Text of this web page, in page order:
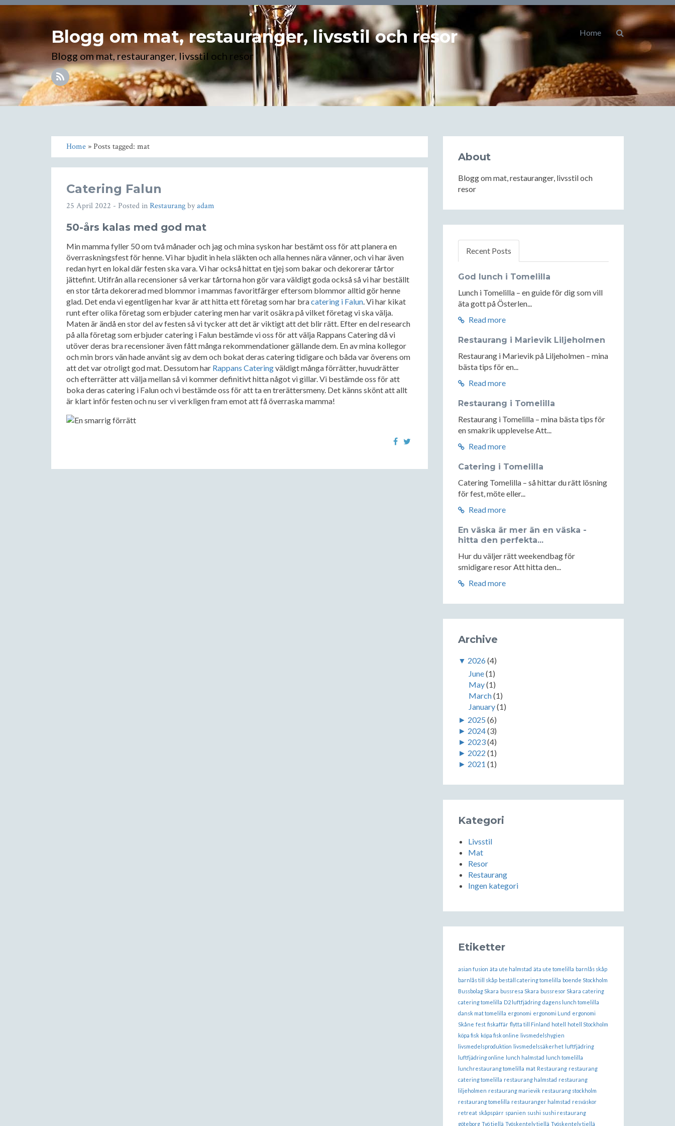
Blogg om mat, restauranger, livsstil och resor
Blogg om mat, restauranger, livsstil och resor
Home
Home» Posts tagged: mat
Catering Falun
25 April 2022 - Posted inRestaurangbyadam
50-års kalas med god mat
Min mamma fyller 50 om två månader och jag och mina syskon har bestämt oss för att planera en
överraskningsfest för henne. Vi har bjudit in hela släkten och alla hennes nära vänner, och vi har även
redan hyrt en lokal där festen ska vara. Vi har också hittat en tjej som bakar och dekorerar tårtor
jättefint. Utifrån alla recensioner så verkar tårtorna hon gör vara väldigt goda också så vi har beställt
en stor tårta dekorerad med blommor i mammas favoritfärger eftersom blommor alltid gör henne
glad. Det enda vi egentligen har kvar är att hitta ett företag som har bracatering i Falun. Vi har kikat
runt efter olika företag som erbjuder catering men har varit osäkra på vilket företag vi ska välja.
Maten är ändå en stor del av festen så vi tycker att det är viktigt att det blir rätt. Efter en del research
på alla företag som erbjuder catering i Falun bestämde vi oss för att välja Rappans Catering då vi
utöver deras bra recensioner även fått många rekommendationer gällande dem. En av mina kollegor
och min brors vän hade använt sig av dem och bokat deras catering tidigare och båda var överens om
att det var otroligt god mat. Dessutom har Rappans Cateringväldigt många förrätter, huvudrätter
och efterrätter att välja mellan så vi kommer definitivt hitta något vi gillar. Vi bestämde oss för att
boka deras catering i Falun och vi bestämde oss för att ta en trerättersmeny. Det känns skönt att allt
är klart inför festen och nu ser vi verkligen fram emot att få överraska mamma!
About
Blogg om mat, restauranger, livsstil och
resor
Recent Posts
God lunch i Tomelilla
Lunch i Tomelilla – en guide för dig som vill
äta gott på Österlen...
Read more
Restaurang i Marievik Liljeholmen
Restaurang i Marievik på Liljeholmen – mina
bästa tips för en...
Read more
Restaurang i Tomelilla
Restaurang i Tomelilla – mina bästa tips för
en smakrik upplevelse Att...
Read more
Catering i Tomelilla
Catering Tomelilla – så hittar du rätt lösning
för fest, möte eller...
Read more
En väska är mer än en väska -
hitta den perfekta...
Hur du väljer rätt weekendbag för
smidigare resor Att hitta den...
Read more
Archive
▼ 2026(4)
June(1)
May(1)
March(1)
January(1)
► 2025 (6)
► 2024(3)
► 2023(4)
► 2022 (1)
► 2021 (1)
Kategori
Livsstil
Mat
Resor
Restaurang
Ingen kategori
Etiketter
asian fusion äta ute halmstad äta ute tomelilla barnlås skåp
barnlås till skåp beställ catering tomelilla boende Stockholm
Bussbolag Skara bussresa Skara bussresor Skara catering
catering tomelilla D2 luftfjädring dagens lunch tomelilla
dansk mat tomelilla ergonomi ergonomi Lund ergonomi
Skåne fest fiskaffär flytta till Finland hotell hotell Stockholm
köpa fisk köpa fisk online livsmedelshygien
livsmedelsproduktion livsmedelssäkerhet luftfjädring
luftfjädring online lunch halmstad lunch tomelilla
lunchrestaurang tomelilla mat Restaurang restaurang
catering tomelilla restaurang halmstad restaurang
liljeholmen restaurang marievik restaurang stockholm
restaurang tomelilla restauranger halmstad resväskor
retreat skåpspärr spanien sushi sushi restaurang
göteborg Työ tiellä Työskentely tiellä Työskentely tiellä